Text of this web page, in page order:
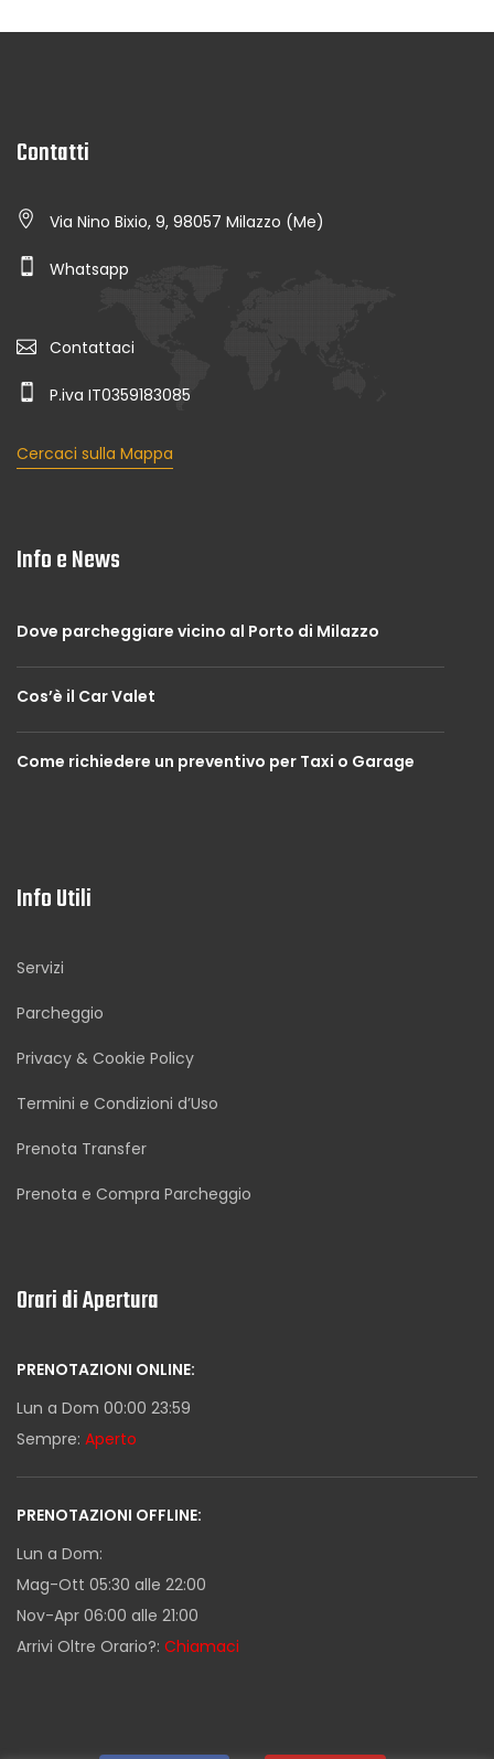
Contatti
Via Nino Bixio, 9, 98057 Milazzo (Me)
Whatsapp
Contattaci
P.iva IT0359183085
Cercaci sulla Mappa
Info e News
Dove parcheggiare vicino al Porto di Milazzo
Cos’è il Car Valet
Come richiedere un preventivo per Taxi o Garage
Info Utili
Servizi
Parcheggio
Privacy & Cookie Policy
Termini e Condizioni d’Uso
Prenota Transfer
Prenota e Compra Parcheggio
Orari di Apertura
PRENOTAZIONI ONLINE:
Lun a Dom 00:00 23:59
Sempre: Aperto
PRENOTAZIONI OFFLINE:
Lun a Dom:
Mag-Ott 05:30 alle 22:00
Nov-Apr 06:00 alle 21:00
Arrivi Oltre Orario?: Chiamaci